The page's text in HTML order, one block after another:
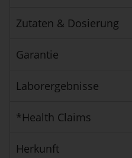
Zutaten & Dosierung
Garantie
Laborergebnisse
*Health Claims
Herkunft